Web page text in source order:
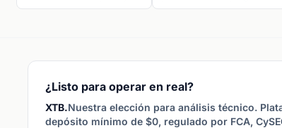
resistencia R1-R3, ayuda a
de giro y precios objetivo.
intradía, enfatizan
media basadas en rango.
¿Listo para operar en real?
XTB.Nuestra elección para análisis técnico.
depósito mínimo de $0, regulado por FCA,